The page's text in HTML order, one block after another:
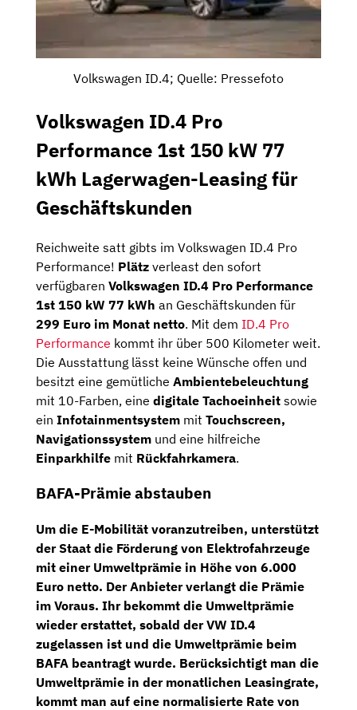
Volkswagen ID.4; Quelle: Pressefoto
Volkswagen ID.4 Pro
Performance 1st 150 kW 77
kWh Lagerwagen-Leasing für
Geschäftskunden
Reichweite satt gibts im Volkswagen ID.4 Pro
Performance! Plätz verleast den sofort
verfügbaren Volkswagen ID.4 Pro Performance
1st 150 kW 77 kWh an Geschäftskunden für
299 Euro im Monat netto. Mit dem ID.4 Pro
Performance kommt ihr über 500 Kilometer weit.
Die Ausstattung lässt keine Wünsche offen und
besitzt eine gemütliche Ambientebeleuchtung
mit 10-Farben, eine digitale Tachoeinheit sowie
ein Infotainmentsystem mit Touchscreen,
Navigationssystem und eine hilfreiche
Einparkhilfe mit Rückfahrkamera.
BAFA-Prämie abstauben
Um die E-Mobilität voranzutreiben, unterstützt
der Staat die Förderung von Elektrofahrzeuge
mit einer Umweltprämie in Höhe von 6.000
Euro netto. Der Anbieter verlangt die Prämie
im Voraus. Ihr bekommt die Umweltprämie
wieder erstattet, sobald der VW ID.4
zugelassen ist und die Umweltprämie beim
BAFA beantragt wurde. Berücksichtigt man die
Umweltprämie in der monatlichen Leasingrate,
kommt man auf eine normalisierte Rate von